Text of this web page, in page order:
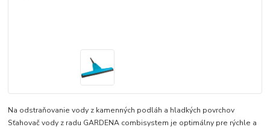
Na odstraňovanie vody z kamenných podláh a hladkých povrchov
Sťahovač vody z radu GARDENA combisystem je optimálny pre rýchle a